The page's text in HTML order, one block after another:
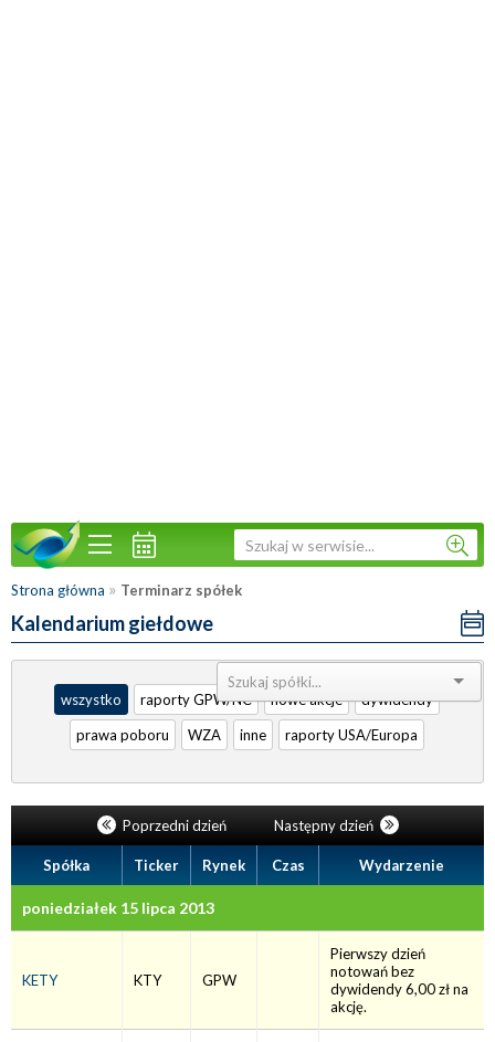
Strona główna » Terminarz spółek
Kalendarium giełdowe
Sortuj:
wszystko
raporty GPW/NC nowe akcje
dywidendy
prawa poboru
WZA inne raporty USA/Europa
Poprzedni dzień Następny dzień
Spółka Ticker Rynek Czas Wydarzenie
poniedziałek 15 lipca 2013
KETY KTY GPW
Pierwszy dzień
notowań bez
dywidendy 6,00 zł na
akcję.